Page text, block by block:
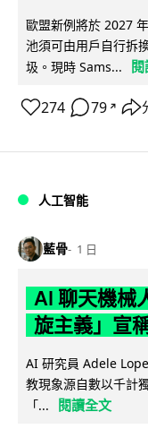
歐盟新例將於 2027
池須可由用戶自行拆
圾。現時 Sams...
274 79 ↗
人工智能
藍骨 1 日
AI 聊天機械
旋主義」宣
AI 研究員 Adele
教現象源自數以千計
「...
閱讀全文